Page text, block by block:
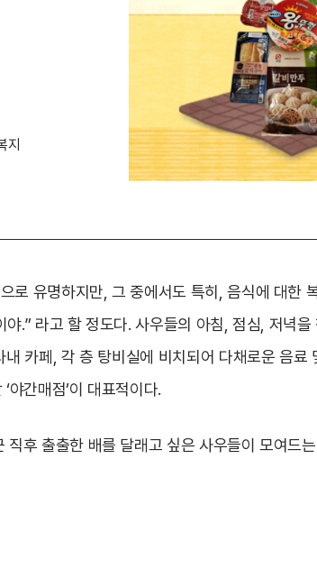
지
로 유명하지만, 그 중에서도 특히, 음식에 대한
.” 라고 할 정도다. 사우들의 아침, 점심, 저녁을
내 카페, 각 층 탕비실에 비치되어 다채로운 음료
야간매점’이 대표적이다.
후 출출한 배를 달래고 싶은 사우들이 모여드